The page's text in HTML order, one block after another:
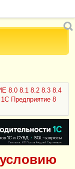
8.0 8.1 8.2 8.3 8.4
Предприятие 8